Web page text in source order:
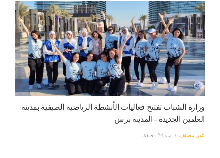
وزارة الشباب تفتتح فعاليات الأنشطة الرياضية الصيفية بمدينة
العلمين الجديدة - المدينة برس
غير مصنف منذ 24 دقيقة